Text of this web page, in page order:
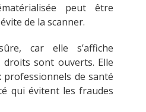
peut être
de la scanner.
car elle s’affiche
sont ouverts. Elle
professionnels de santé
qui évitent les fraudes